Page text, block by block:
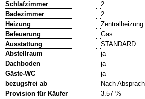
Schlafzimmer
2
Badezimmer
2
Heizung
Zentralheizung
Befeuerung
Gas
Ausstattung
STANDARD
Abstellraum
ja
Dachboden
ja
Gäste-WC
ja
bezugsfrei ab
Nach
Provision für Käufer
3.57 %